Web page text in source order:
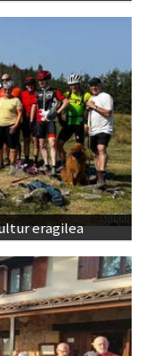
eragilea